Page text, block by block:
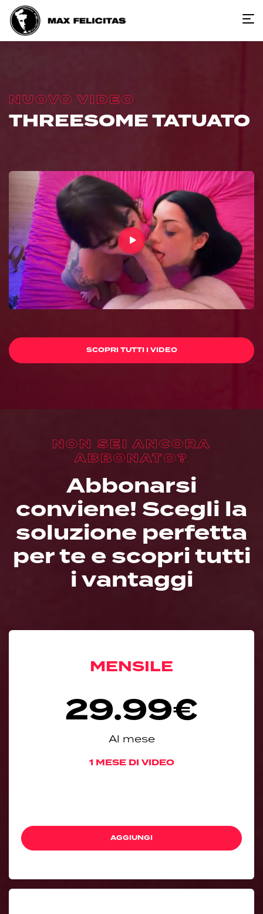
NUOVO VIDEO
THREESOME TATUATO
SCOPRI TUTTI I VIDEO
NON SEI ANCORA
ABBONATO?
Abbonarsi
conviene! Scegli la
soluzione perfetta
per te e scopri tutti
i vantaggi
MENSILE
29.99€
Al mese
1 MESE DI VIDEO
AGGIUNGI